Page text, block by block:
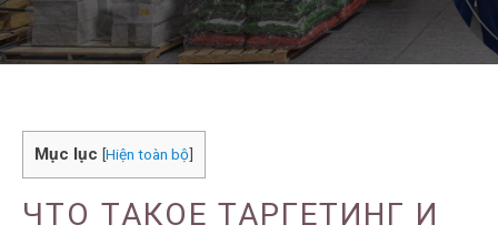
Mục lục [Hiện toàn bộ]
ЧТО ТАКОЕ ТАРГЕТИНГ И